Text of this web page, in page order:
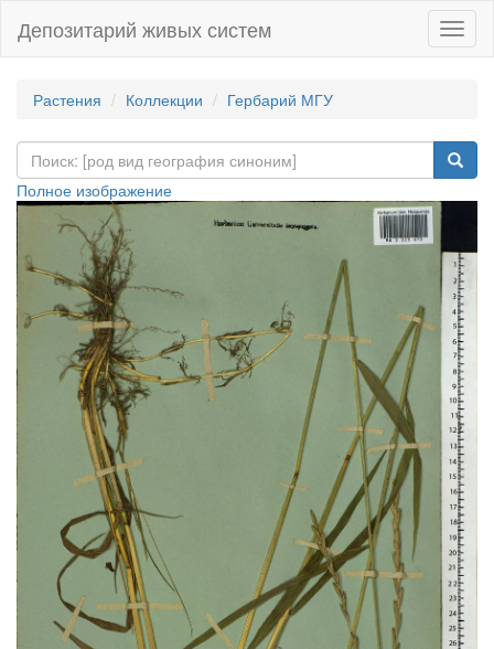
Депозитарий живых систем
Растения Коллекции Гербарий МГУ
Полное изображение